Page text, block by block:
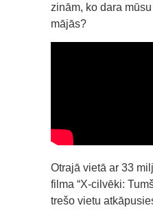
zinām, ko dara
mājās?
Otrajā vietā ar 33
filma “X-cilvēki:
trešo vietu